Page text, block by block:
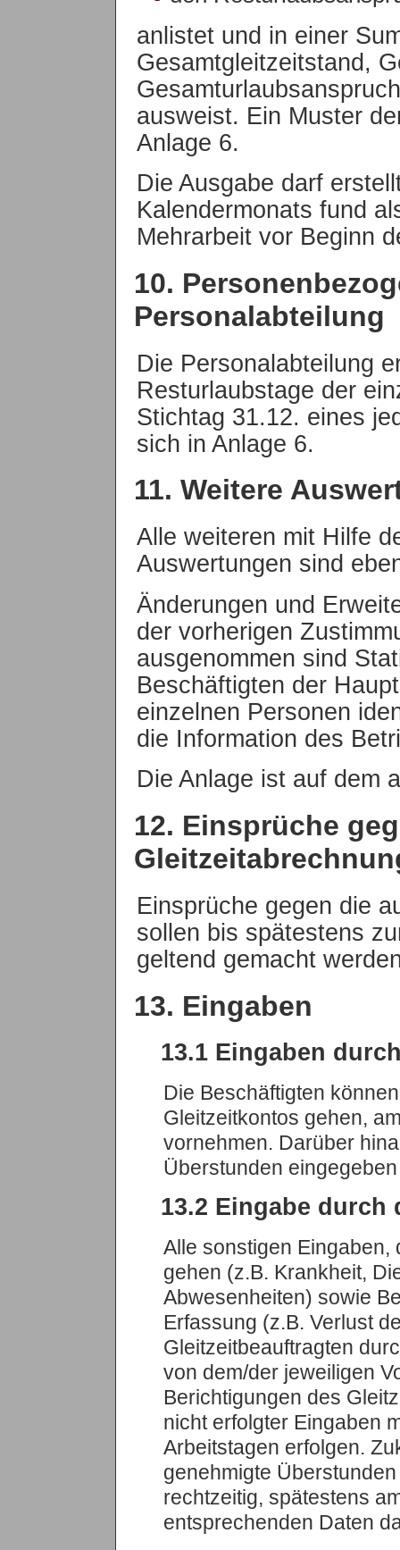
anlistet und in einer
Gesamtgleitzeitstand,
ausweist. Ein Muster
Anlage 6.
Die Ausgabe darf
Kalendermonats fund
Mehrarbeit vor Beginn
10.
Personalabteilung
Die Personalabteilung
Resturlaubstage der
Stichtag 31.12. eines
sich in Anlage 6.
11. Weitere
Alle weiteren mit Hilfe
Auswertungen sind
Änderungen und
der vorherigen
ausgenommen sind
Beschäftigten der
einzelnen Personen
die Information des
Die Anlage ist auf dem
12. Einsprüche
Einsprüche gegen die
sollen bis spätestens
geltend gemacht
13. Eingaben
13.1 Eingaben
Die Beschäftigten
Gleitzeitkontos gehen,
vornehmen. Darüber
Überstunden
13.2 Eingabe durch
Alle sonstigen Eingaben,
gehen (z.B. Krankheit,
Abwesenheiten) sowie
Erfassung (z.B. Verlust
Gleitzeitbeauftragten
von dem/der jeweiligen
Berichtigungen des
nicht erfolgter Eingaben
Arbeitstagen erfolgen.
genehmigte
rechtzeitig, spätestens
entsprechenden Daten